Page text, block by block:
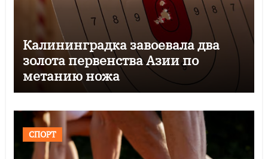
Калининградка завоевала два
золота первенства Азии по
метанию ножа
СПОРТ